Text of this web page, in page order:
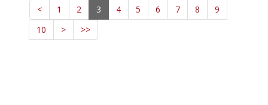
< 1 2 3 4 5 6 7 8
9
10
> >>